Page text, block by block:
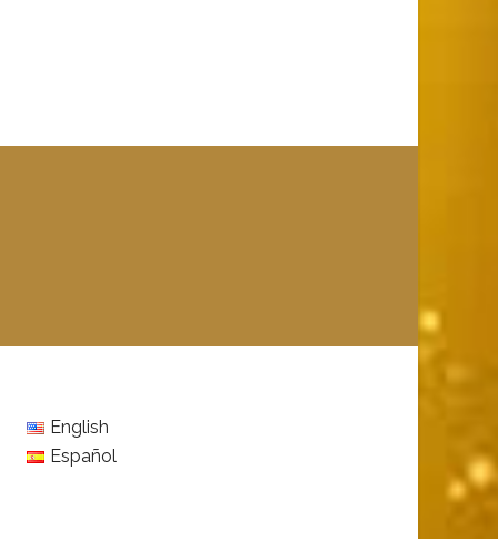
English
Español